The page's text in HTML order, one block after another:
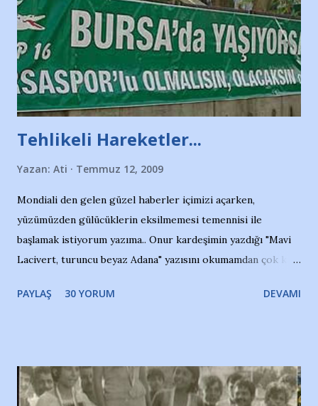
Tehlikeli Hareketler...
Yazan: Ati Temmuz 12, 2009
Mondiali den gelen güzel haberler içimizi açarken,
yüzümüzden gülücüklerin eksilmemesi temennisi ile
başlamak istiyorum yazıma.. Onur kardeşimin yazdığı "Mavi
Lacivert, turuncu beyaz Adana" yazısını okumamdan çok kısa
irkildim.. "Bursasporlu taraftarlar, İstanbul takımlarının
ve ürünlerini Bursa şehrinde görmek istemediklerini bir
protesto eylemiyle açıkladıklarını bildiriyordu.. Bu grup
PAYLAŞ 30 YORUM DEVAMI